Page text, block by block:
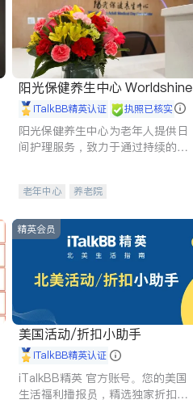
阳光保健养生中心 Worldshine
iTalkBB精英认证 执照已核实
阳光保健养生中心为老年人提供日
间护理服务，致力于通过持续的护
老年中心 养老院
精英会员
美国活动/折扣小助手
iTalkBB精英认证
iTalkBB精英 官方账号。您的美国
生活福利播报员，精选独家折扣、